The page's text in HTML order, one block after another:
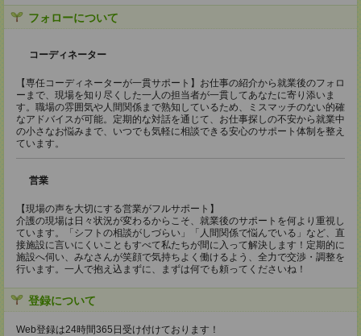
フォローについて
コーディネーター
【専任コーディネーターが一貫サポート】お仕事の紹介から就業後のフォロ
ーまで、現場を知り尽くした一人の担当者が一貫してあなたに寄り添いま
す。職場の雰囲気や人間関係まで熟知しているため、ミスマッチのない的確
なアドバイスが可能。定期的な対話を通じて、お仕事探しの不安から就業中
の小さなお悩みまで、いつでも気軽に相談できる安心のサポート体制を整え
ています。
営業
【現場の声を大切にする営業がフルサポート】
介護の現場は日々状況が変わるからこそ、就業後のサポートを何より重視し
ています。「シフトの相談がしづらい」「人間関係で悩んでいる」など、直
接施設に言いにくいこともすべて私たちが間に入って解決します！定期的に
施設へ伺い、みなさんが笑顔で気持ちよく働けるよう、全力で交渉・調整を
行います。一人で抱え込まずに、まずは何でも頼ってくださいね！
登録について
Web登録は24時間365日受け付けております！